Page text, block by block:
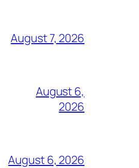
August 7, 2026
August 6,
2026
August 6, 2026